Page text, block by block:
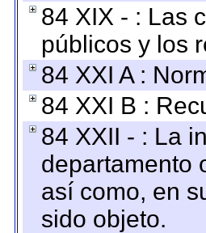
84 XIX - : Las
públicos y los
84 XXI A :
84 XXI B :
84 XXII - : La
departamento
así como, en
sido objeto.